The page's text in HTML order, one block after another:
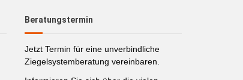
Beratungstermin
Jetzt Termin für eine unverbindliche
Ziegelsystemberatung vereinbaren.